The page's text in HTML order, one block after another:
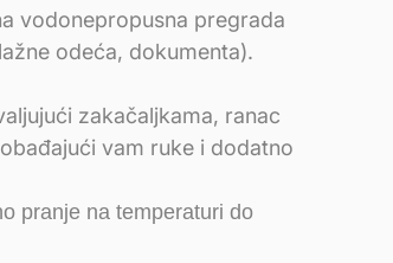
vodonepropusna pregrada
odeća, dokumenta).
zakačaljkama, ranac
vam ruke i dodatno
pranje na temperaturi do